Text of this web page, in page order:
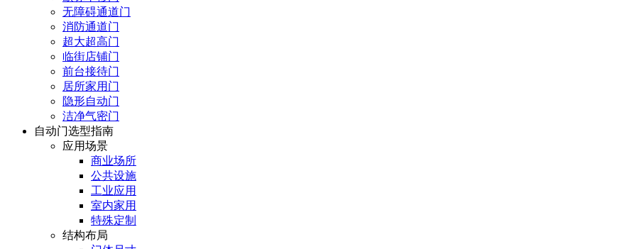
无障碍通道门
消防通道门
超大超高门
临街店铺门
前台接待门
居所家用门
隐形自动门
洁净气密门
自动门选型指南
应用场景
商业场所
公共设施
工业应用
室内家用
特殊定制
结构布局